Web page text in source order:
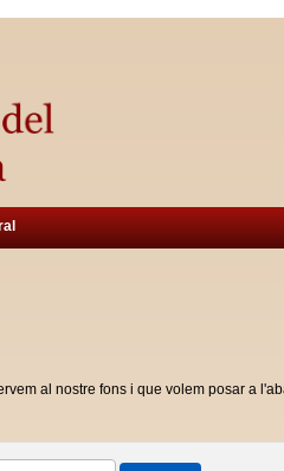
al nostre fons i que volem posar a